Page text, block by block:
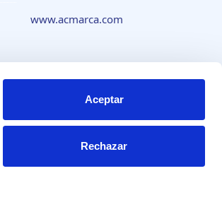
Aceptar
Rechazar
www.acmarca.com